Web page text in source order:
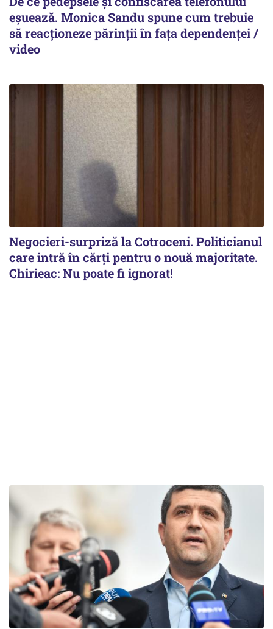
eșuează. Monica Sandu spune cum trebuie
să reacționeze părinții în fața dependenței /
video
Negocieri-surpriză la Cotroceni. Politicianul
care intră în cărți pentru o nouă majoritate.
Chirieac: Nu poate fi ignorat!